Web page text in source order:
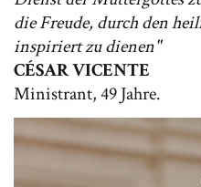
die Freude, durch den
inspiriert zu dienen"
CÉSAR VICENTE
Ministrant, 49 Jahre.